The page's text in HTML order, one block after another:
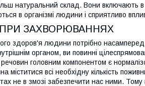
натуральний склад. Вони включають в
в організмі людини і сприятливо
ЗАХВОРЮВАННЯХ
здоров'я людини потрібно насамперед
органом, ви повинні
головним компонентом є
міститися всі необхідну кількість
не в змозі забезпечити нас ними.